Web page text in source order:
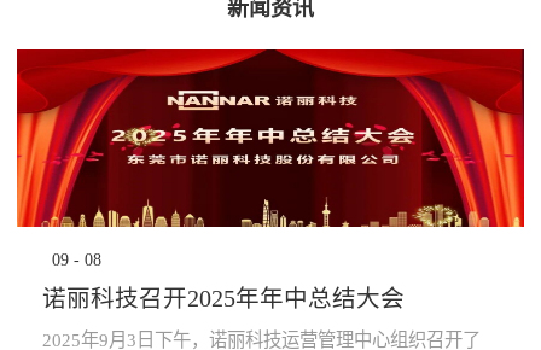
运算，并对运行数据进行存
TCMS网络监控终端。 系统
功能： · 导向轮胎压值及温度
的实时监测，并对异常状态报
警；· 稳定轮胎压值及温度的
实时监测，并对异常状态报
警；· 走行轮胎压值及温度的
实时监测，并对异常状态报
分析校验，提前预知轮胎异常
状态进行预防性报警提
示。 产品优势： · 采用进口定
制的专业级精密胎压监测芯
预警，可有效激励员工主动提
“指哪打哪”的调控指挥棒与全
员自主对照改善的作用。· 提
升管理的水平：一方面，对车
辆设备故障、检修效率等量化
分析，将充分暴露管理的薄弱
环节，为有针对性提升管理水
平提供依据；另一方面，系统
提升地铁运营企业运营管理能
力。· 为决策提供依据：车辆
设备健康状态、车辆检修作业
系统除了对弓网各种状态检测
外，还将自动记录每次被检测
的弓网状态异常时的图像及数
据。通过视觉分析技术，对受
电弓在行车时的状态监控，使
列车员能够及时了解车辆受电
弓故障，保证列车安全运
行。 分系统： 1、车载数据采
摄像机、光源、电源、工控
机、3G无线网络设备等。2、
公共网络· 通过公共网络进行
数据传输。· 网络可以采用
动识别列车车号、自动判别行
及数据管理等功能，能做到故
障定位及故障跟踪。通过计算
机软件分析，实现对车辆轮对
安全状态进行预报，使列检工
人及时发现并处理车辆故障，
为列车安全运营保驾护航。
产品子系统： 车号图像
统 轮对尺寸检测系统
轴温在线检测系统 产品优
势： 1、体积小:采用了多
新闻资讯
09 - 08
诺丽科技召开2025年年中总结大会
2025年9月3日下午，诺丽科技运营管理中心组织召开了